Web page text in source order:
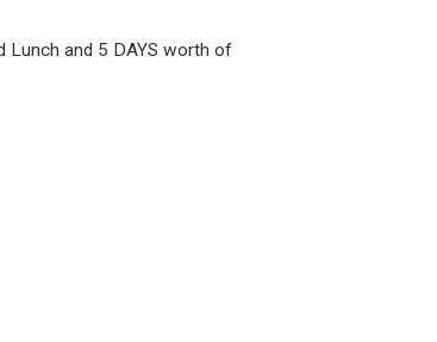
and 5 DAYS worth of